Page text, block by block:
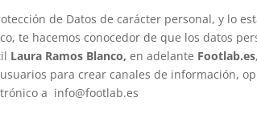
de Datos de carácter personal, y lo
te hacemos conocedor de que los datos
Laura Ramos Blanco,en adelante Footlab.es
para crear canales de información,
a info@footlab.es